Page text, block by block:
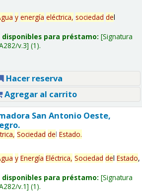
y energía eléctrica, sociedad del
disponibles para préstamo: Signatura
v.3 (1).
Hacer reserva
Agregar al carrito
San Antonio Oeste,
Sociedad del Estado.
y Energía Eléctrica, Sociedad del Estado,
disponibles para préstamo: Signatura
v.1 (1).